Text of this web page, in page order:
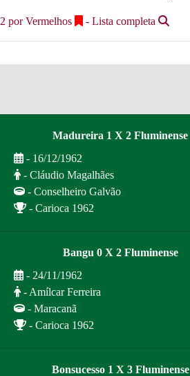
2 por Vermelhos - Lista completa
Madureira 1 X 2 Fluminense
- 16/12/1962
- Cláudio Magalhães
- Conselheiro Galvão
- Carioca 1962
Bangu 0 X 2 Fluminense
- 24/11/1962
- Amílcar Ferreira
- Maracanã
- Carioca 1962
Bonsucesso 1 X 3 Fluminense